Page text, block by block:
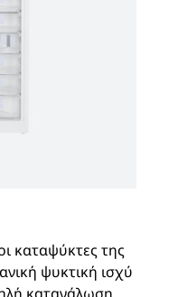
καταψύκτες της
ψυκτική ισχύ